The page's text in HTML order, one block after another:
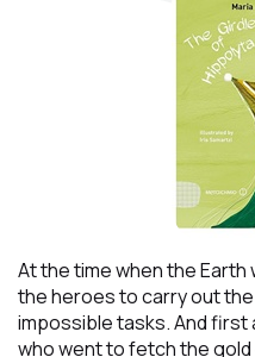
Σκηνογράφοι / Δημιουργοί
Κεντρικό Βιβλιοπωλείο
Πωλητήριο Επίδαυρος
Προτάσεις συνεργασίας
Τρόποι πληρωμής
Αποστολή προϊόντων
At the time when the Earth
the heroes to carry out
impossible tasks. And first
who went to fetch the